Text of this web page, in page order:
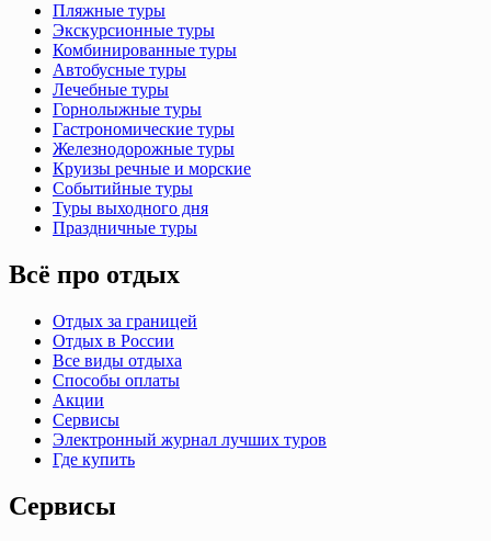
Пляжные туры
Экскурсионные туры
Комбинированные туры
Автобусные туры
Лечебные туры
Горнолыжные туры
Гастрономические туры
Железнодорожные туры
Круизы речные и морские
Событийные туры
Туры выходного дня
Праздничные туры
Всё про отдых
Отдых за границей
Отдых в России
Все виды отдыха
Способы оплаты
Акции
Сервисы
Электронный журнал лучших туров
Где купить
Сервисы